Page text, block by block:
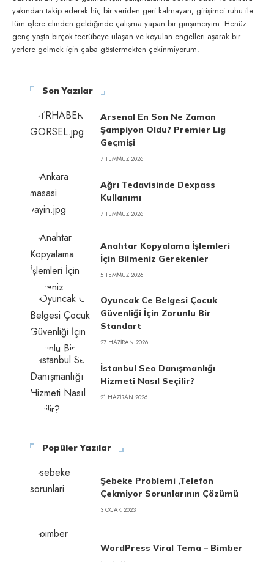
yakından takip ederek hiç bir veriden geri kalmayan, girişimci ruhu ile
tüm işlere elinden geldiğinde çalışma yapan bir girişimciyim. Henüz
genç yaşta birçok tecrübeye ulaşan ve koyulan engelleri aşarak bir
yerlere gelmek için çaba göstermekten çekinmiyorum.
Son Yazılar
Arsenal En Son Ne Zaman
Şampiyon Oldu? Premier Lig
Geçmişi
7 TEMMUZ 2026
Ağrı Tedavisinde Dexpass
Kullanımı
7 TEMMUZ 2026
Anahtar Kopyalama İşlemleri
İçin Bilmeniz Gerekenler
5 TEMMUZ 2026
Oyuncak Ce Belgesi Çocuk
Güvenliği İçin Zorunlu Bir
Standart
27 HAZIRAN 2026
İstanbul Seo Danışmanlığı
Hizmeti Nasıl Seçilir?
21 HAZIRAN 2026
Popüler Yazılar
Şebeke Problemi ,Telefon
Çekmiyor Sorunlarının Çözümü
3 OCAK 2023
WordPress Viral Tema – Bimber